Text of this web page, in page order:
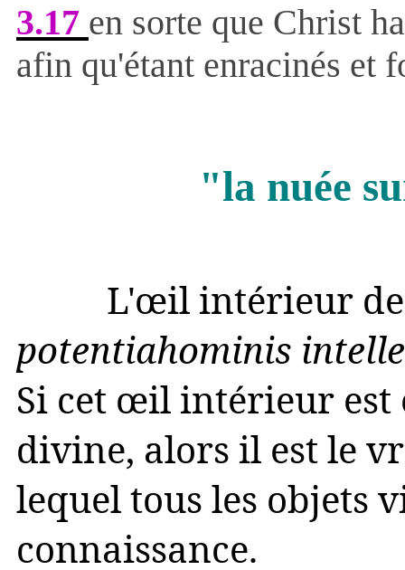
3.17 en sorte que Christ
afin qu'étant enracinés et
"la nuée
L'œil intérieur de
potentiahominis
Si cet œil intérieur
divine, alors il est le
lequel tous les objets
connaissance.